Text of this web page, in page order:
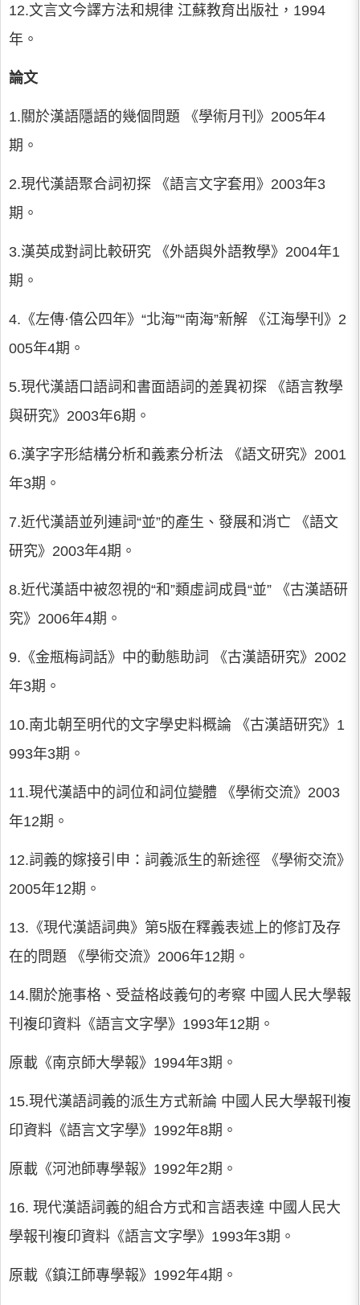
12.文言文今譯方法和規律 江蘇教育出版社，1994
年。
論文
1.關於漢語隱語的幾個問題 《學術月刊》2005年4
期。
2.現代漢語聚合詞初探 《語言文字套用》2003年3
期。
3.漢英成對詞比較研究 《外語與外語教學》2004年1
期。
4.《左傳·僖公四年》“北海”“南海”新解 《江海學刊》2
005年4期。
5.現代漢語口語詞和書面語詞的差異初探 《語言教學
與研究》2003年6期。
6.漢字字形結構分析和義素分析法 《語文研究》2001
年3期。
7.近代漢語並列連詞“並”的產生、發展和消亡 《語文
研究》2003年4期。
8.近代漢語中被忽視的“和”類虛詞成員“並” 《古漢語研
究》2006年4期。
9.《金瓶梅詞話》中的動態助詞 《古漢語研究》2002
年3期。
10.南北朝至明代的文字學史料概論 《古漢語研究》1
993年3期。
11.現代漢語中的詞位和詞位變體 《學術交流》2003
年12期。
12.詞義的嫁接引申：詞義派生的新途徑 《學術交流》
2005年12期。
13.《現代漢語詞典》第5版在釋義表述上的修訂及存
在的問題 《學術交流》2006年12期。
14.關於施事格、受益格歧義句的考察 中國人民大學報
刊複印資料《語言文字學》1993年12期。
原載《南京師大學報》1994年3期。
15.現代漢語詞義的派生方式新論 中國人民大學報刊複
印資料《語言文字學》1992年8期。
原載《河池師專學報》1992年2期。
16. 現代漢語詞義的組合方式和言語表達 中國人民大
學報刊複印資料《語言文字學》1993年3期。
原載《鎮江師專學報》1992年4期。